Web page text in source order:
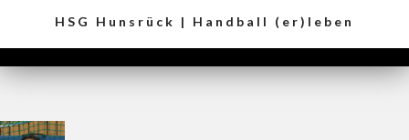
HSG Hunsrück | Handball (er)leben